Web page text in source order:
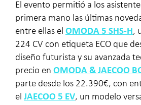
El evento permitió a los
primera mano las últimas
entre ellas el OMODA 5 SHS-H,
224 CV con etiqueta ECO que
diseño futurista y su avanzada
precio en OMODA & JAECOO
parte desde los 22.390€, con
el JAECOO 5 EV, un modelo